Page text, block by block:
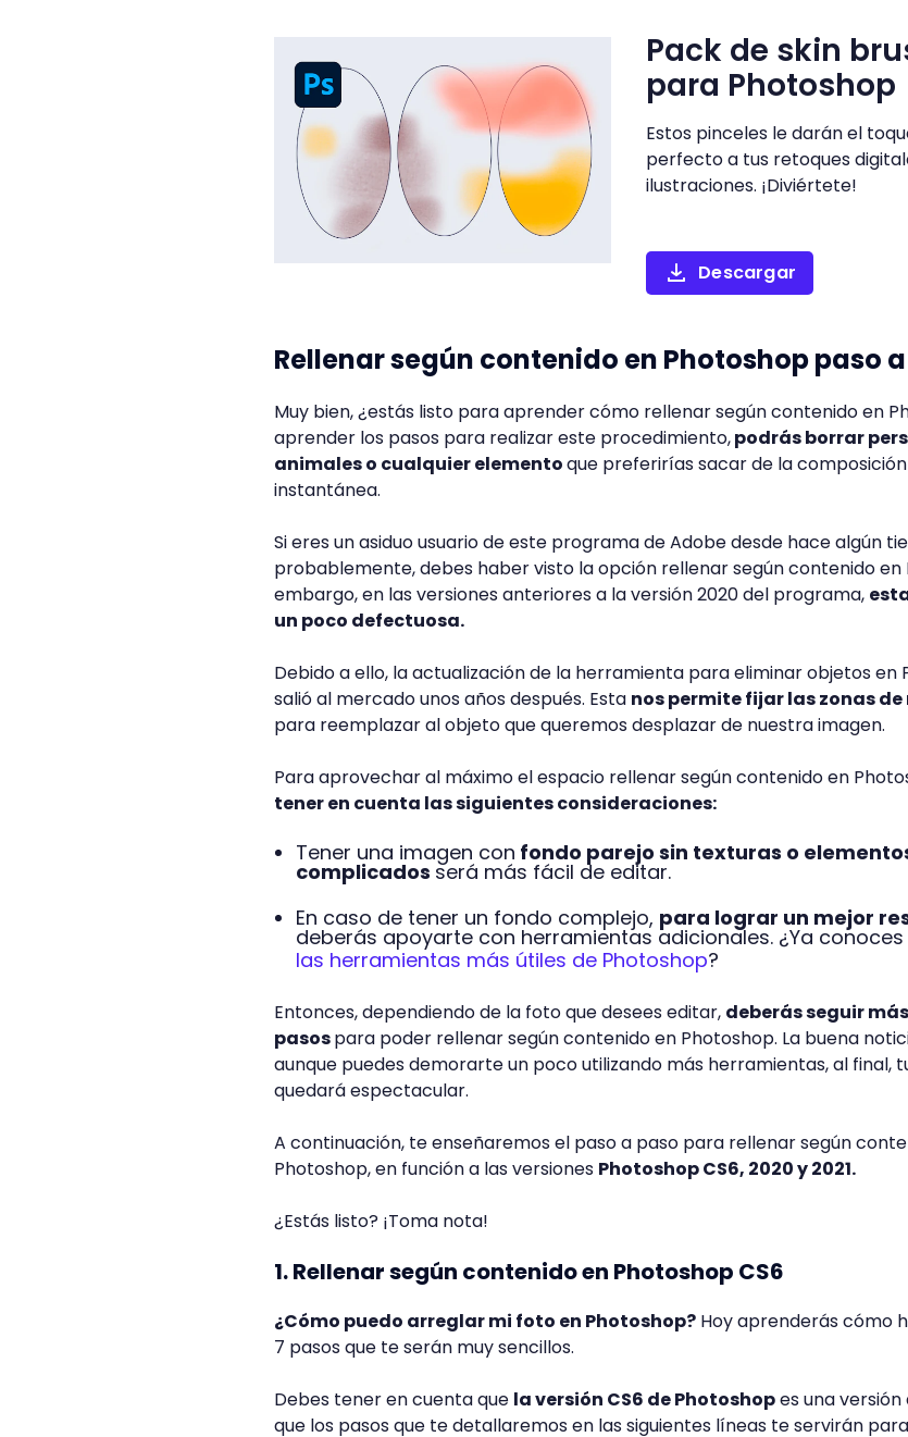
Pack de skin
para Photoshop
Estos pinceles le darán el
perfecto a tus retoques
ilustraciones. ¡Diviértete!
Descargar
Rellenar según contenido en Photoshop paso
Muy bien, ¿estás listo para aprender cómo rellenar según contenido en
aprender los pasos para realizar este procedimiento,podrás borrar
animales o cualquier elementoque preferirías sacar de la
instantánea.
Si eres un asiduo usuario de este programa de Adobe desde hace algún
probablemente, debes haber visto la opción rellenar según contenido en
embargo, en las versiones anteriores a la versión 2020 del programa,
un poco defectuosa.
Debido a ello, la actualización de la herramienta para eliminar objetos en
salió al mercado unos años después. Esta nos permite fijar las zonas
para reemplazar al objeto que queremos desplazar de nuestra imagen.
Para aprovechar al máximo el espacio rellenar según contenido en
tener en cuenta las siguientes consideraciones:
Tener una imagen con fondo parejo sin texturas o
complicados será más fácil de editar.
En caso de tener un fondo complejo, para lograr un mejor
deberás apoyarte con herramientas adicionales. ¿Ya
las herramientas más útiles de Photoshop?
Entonces, dependiendo de la foto que desees editar, deberás seguir
pasospara poder rellenar según contenido en Photoshop. La buena
aunque puedes demorarte un poco utilizando más herramientas, al final,
quedará espectacular.
A continuación, te enseñaremos el paso a paso para rellenar según
Photoshop, en función a las versiones Photoshop CS6, 2020 y 2021.
¿Estás listo? ¡Toma nota!
1. Rellenar según contenido en Photoshop CS6
¿Cómo puedo arreglar mi foto en Photoshop? Hoy aprenderás cómo
7 pasos que te serán muy sencillos.
Debes tener en cuenta que la versión CS6 de Photoshopes una
que los pasos que te detallaremos en las siguientes líneas te servirán